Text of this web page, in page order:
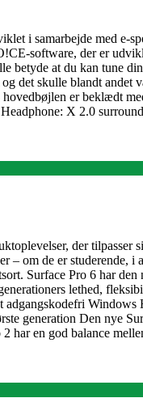
i samarbejde med e-
software, der er
at du kan tune din
det skulle blandt andet
er beklædt
X 2.0
der tilpasser
– om de er studerende, i
Surface Pro 6 har
lethed,
generation Den nye
har en god balance